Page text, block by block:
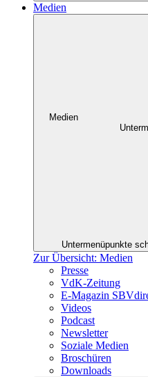
Medien
Medien
Untermenüpunkte
Zur Übersicht: Medien
Presse
VdK-Zeitung
E-Magazin
Videos
Podcast
Newsletter
Soziale Medien
Broschüren
Downloads